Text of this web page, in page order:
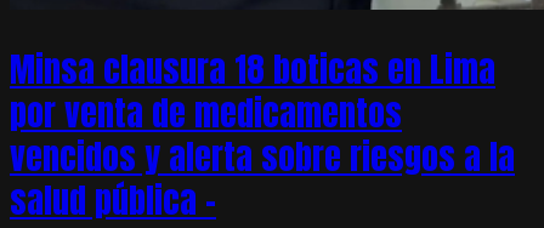
Minsa clausura 18 boticas en Lima
por venta de medicamentos
vencidos y alerta sobre riesgos a la
salud pública –